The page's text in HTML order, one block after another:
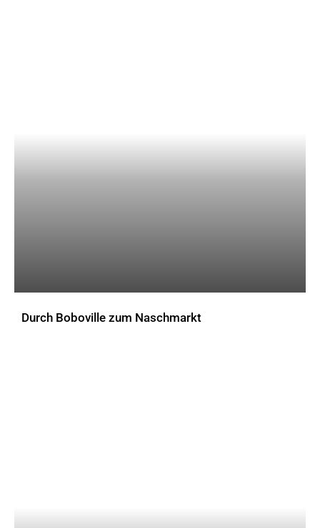
Durch Boboville zum Naschmarkt